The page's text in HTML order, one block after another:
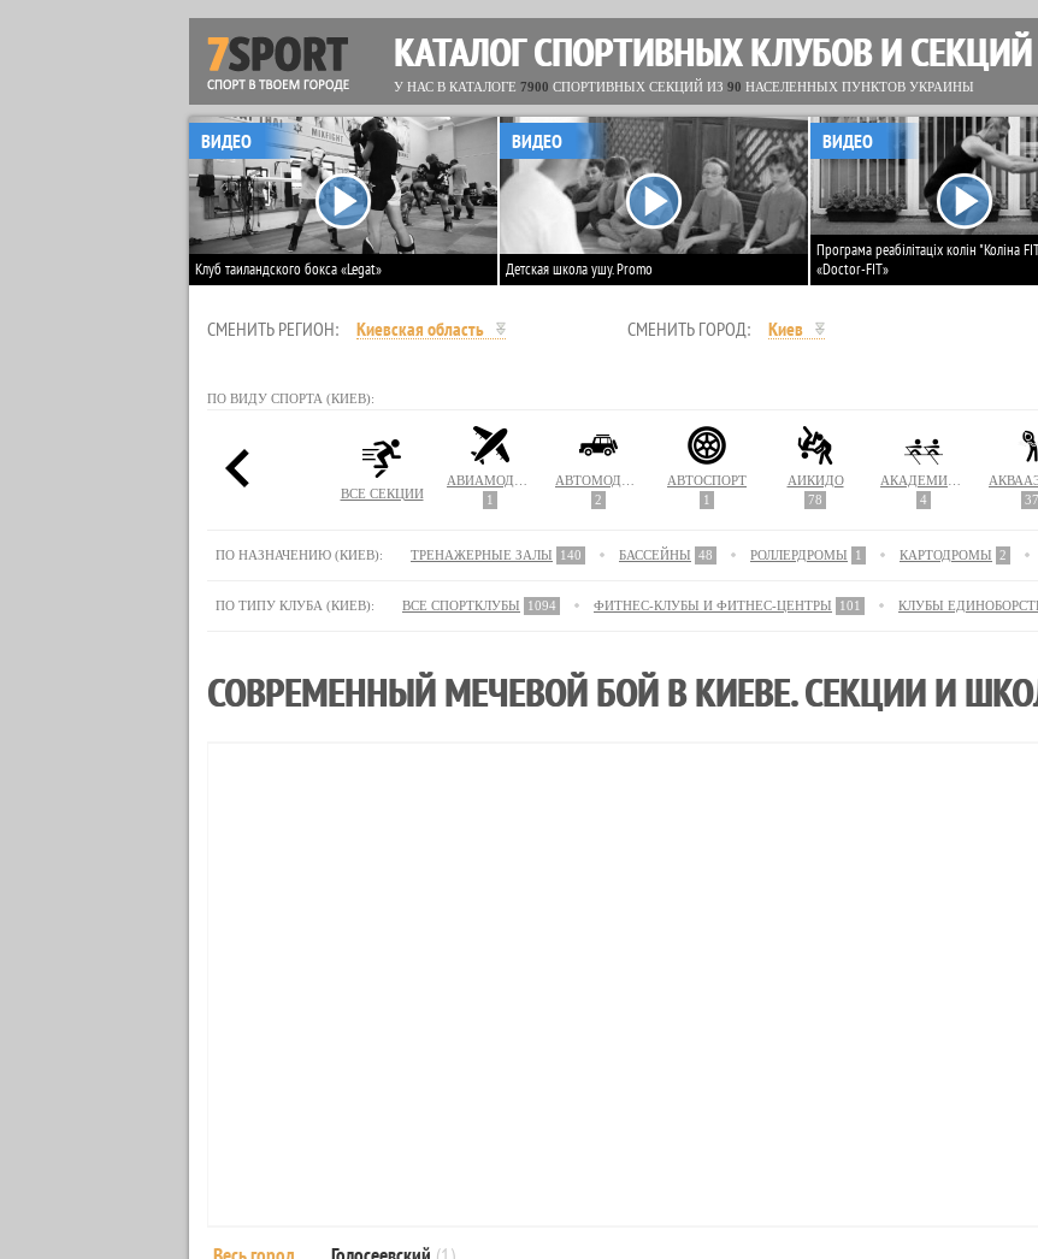
КАТАЛОГ СПОРТИВНЫХ КЛУБОВ И СЕКЦИЙ
У НАС В КАТАЛОГЕ 7900 СПОРТИВНЫХ СЕКЦИЙ ИЗ 90 НАСЕЛЕННЫХ ПУНКТОВ УКРАИНЫ
Клуб таиландского бокса «Legat»
ВИДЕО
Детская школа ушу. Promo
ВИДЕО
Програма реабілітаціх колін "Коліна
«Doctor-FIT»
ВИДЕО
СМЕНИТЬ РЕГИОН: Киевская область СМЕНИТЬ ГОРОД: Киев
ПО ВИДУ СПОРТА (КИЕВ):
ВСЕ СЕКЦИИ
1
2
АВТОСПОРТ
1
АЙКИДО
78
4
37
ПО НАЗНАЧЕНИЮ (КИЕВ): ТРЕНАЖЕРНЫЕ ЗАЛЫ 140 БАССЕЙНЫ 48 РОЛЛЕРДРОМЫ 1 КАРТОДРОМЫ 2
ПО ТИПУ КЛУБА (КИЕВ): ВСЕ СПОРТКЛУБЫ 1094 ФИТНЕС-КЛУБЫ И ФИТНЕС-ЦЕНТРЫ 101 КЛУБЫ
СОВРЕМЕННЫЙ МЕЧЕВОЙ БОЙ В КИЕВЕ. СЕКЦИИ И